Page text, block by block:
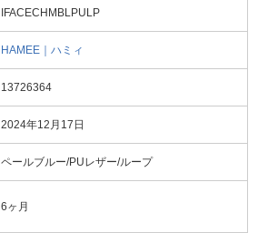
IFACECHMBLPULP
HAMEE｜ハミィ
13726364
2024年12月17日
ペールブルー/PUレザー/ループ
6ヶ月